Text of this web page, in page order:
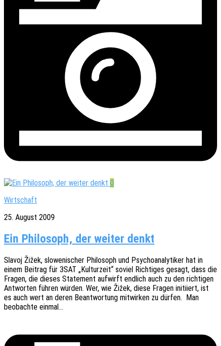
0
Wirtschaft
25. August 2009
Ein Philosoph, der weiter denkt
Slavoj Žižek, slowe­ni­scher Philo­soph und Psycho­ana­ly­ti­ker hat in
einem Beitrag für 3SAT „Kultur­zeit“ soviel Rich­ti­ges gesagt, dass die
Fragen, die dieses State­ment aufwirft endlich auch zu den rich­ti­gen
Antwor­ten führen würden. Wer, wie Žižek, diese Fragen initi­iert, ist
es auch wert an deren Beant­wor­tung mitwir­ken zu dürfen. Man
beob­ach­te einmal…